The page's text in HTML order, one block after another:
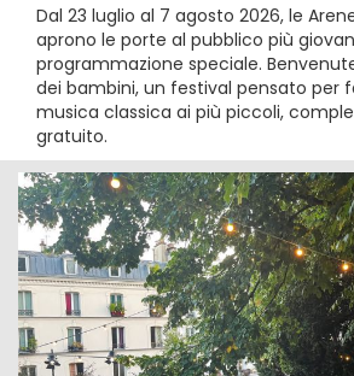
Dal 23 luglio al 7 agosto 2026, le
aprono le porte al pubblico più
programmazione speciale.
dei bambini, un festival pensato per
musica classica ai più piccoli,
gratuito.